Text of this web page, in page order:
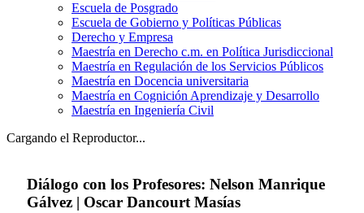
Escuela de Posgrado
Escuela de Gobierno y Políticas Públicas
Derecho y Empresa
Maestría en Derecho c.m. en Política Jurisdiccional
Maestría en Regulación de los Servicios Públicos
Maestría en Docencia universitaria
Maestría en Cognición Aprendizaje y Desarrollo
Maestría en Ingeniería Civil
Cargando el Reproductor...
Diálogo con los Profesores: Nelson Manrique
Gálvez | Oscar Dancourt Masías